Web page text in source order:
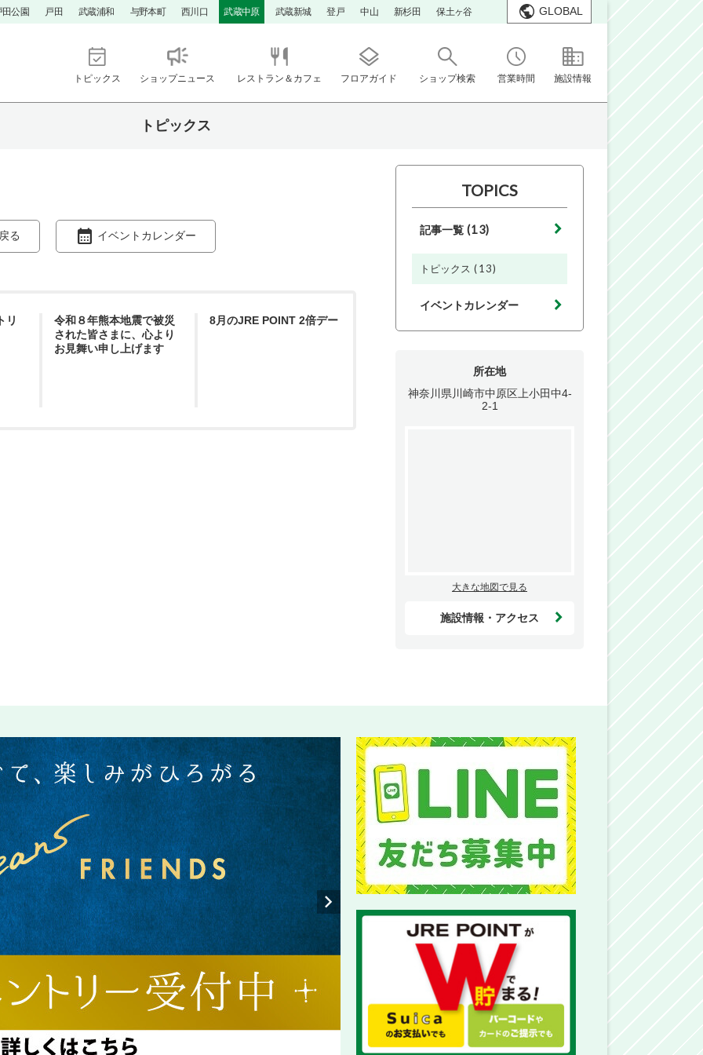
田公園 戸田 武蔵浦和 与野本町 西川口 武蔵中原 武蔵新城 登戸 中山 新杉田 保土ヶ谷 GLOBAL
トピックス ショップニュース レストラン＆カフェ フロアガイド ショップ検索 営業時間 施設情報
トピックス
る イベントカレンダー
リ
令和８年熊本地震で被災
された皆さまに、心より
お見舞い申し上げます
8月のJRE POINT 2倍デー
TOPICS
記事一覧 (13)
トピックス (13)
イベントカレンダー
所在地
神奈川県川崎市中原区上小田中4-
2-1
大きな地図で見る
施設情報・アクセス